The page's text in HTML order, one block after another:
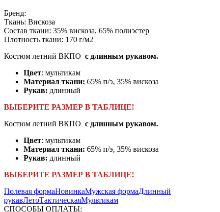
Бренд:
Ткань: Вискоза
Состав ткани: 35% вискоза, 65% полиэстер
Плотность ткани: 170 г/м2
Костюм летний ВКПО с длинным рукавом.
Цвет: мультикам
Материал ткани: 65% п/э, 35% вискоза
Рукав: длинный
ВЫБЕРИТЕ РАЗМЕР В ТАБЛИЦЕ!
Костюм летний ВКПО с длинным рукавом.
Цвет: мультикам
Материал ткани: 65% п/э, 35% вискоза
Рукав: длинный
ВЫБЕРИТЕ РАЗМЕР В ТАБЛИЦЕ!
Полевая формаНовинкаМужская формаДлинный
рукавЛетоТактическаяМультикам
СПОСОБЫ ОПЛАТЫ: